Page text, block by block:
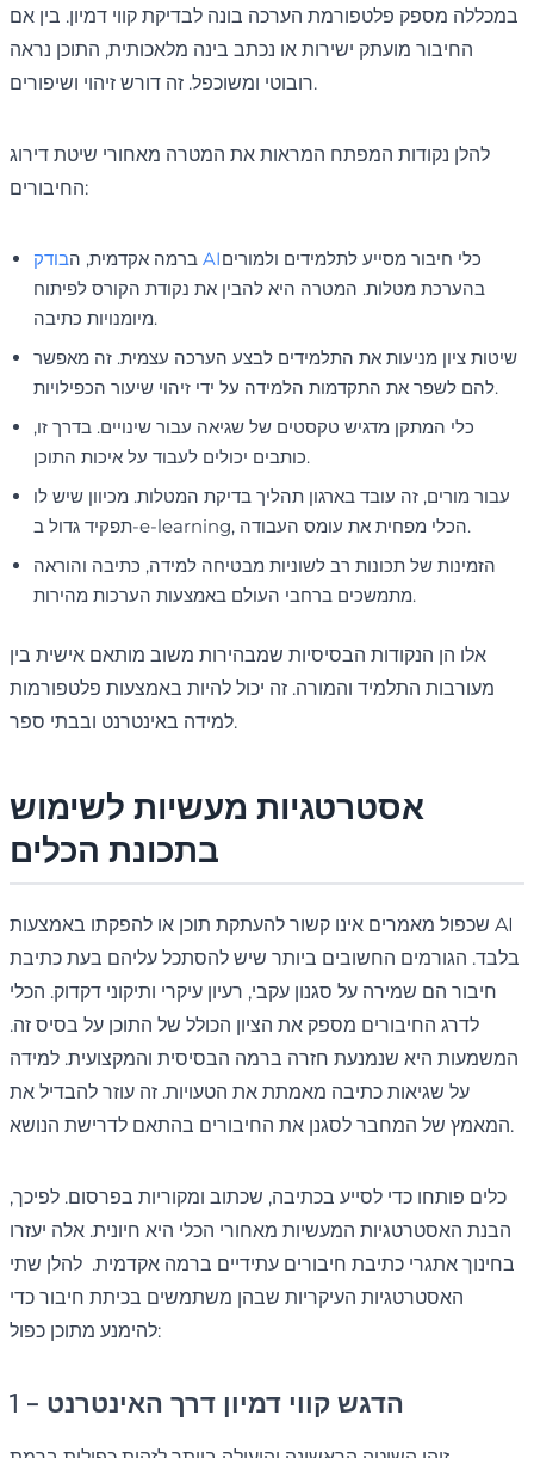
במכללה מספק פלטפורמת הערכה בונה לבדיקת קווי דמיון. בין אם
החיבור מועתק ישירות או נכתב בינה מלאכותית, התוכן נראה
רובוטי ומשוכפל. זה דורש זיהוי ושיפורים.
להלן נקודות המפתח המראות את המטרה מאחורי שיטת דירוג
החיבורים:
ברמה אקדמית, ה בודק AIכלי חיבור מסייע לתלמידים ולמורים
בהערכת מטלות. המטרה היא להבין את נקודת הקורס לפיתוח
מיומנויות כתיבה.
שיטות ציון מניעות את התלמידים לבצע הערכה עצמית. זה מאפשר
להם לשפר את התקדמות הלמידה על ידי זיהוי שיעור הכפילויות.
כלי המתקן מדגיש טקסטים של שגיאה עבור שינויים. בדרך זו,
כותבים יכולים לעבוד על איכות התוכן.
עבור מורים, זה עובד בארגון תהליך בדיקת המטלות. מכיוון שיש לו
תפקיד גדול ב-e-learning, הכלי מפחית את עומס העבודה.
הזמינות של תכונות רב לשוניות מבטיחה למידה, כתיבה והוראה
מתמשכים ברחבי העולם באמצעות הערכות מהירות.
אלו הן הנקודות הבסיסיות שמבהירות משוב מותאם אישית בין
מעורבות התלמיד והמורה. זה יכול להיות באמצעות פלטפורמות
למידה באינטרנט ובבתי ספר.
אסטרטגיות מעשיות לשימוש
בתכונת הכלים
שכפול מאמרים אינו קשור להעתקת תוכן או להפקתו באמצעות AI
בלבד. הגורמים החשובים ביותר שיש להסתכל עליהם בעת כתיבת
חיבור הם שמירה על סגנון עקבי, רעיון עיקרי ותיקוני דקדוק. הכלי
לדרג החיבורים מספק את הציון הכולל של התוכן על בסיס זה.
המשמעות היא שנמנעת חזרה ברמה הבסיסית והמקצועית. למידה
על שגיאות כתיבה מאמתת את הטעויות. זה עוזר להבדיל את
המאמץ של המחבר לסגנן את החיבורים בהתאם לדרישת הנושא.
כלים פותחו כדי לסייע בכתיבה, שכתוב ומקוריות בפרסום. לפיכך,
הבנת האסטרטגיות המעשיות מאחורי הכלי היא חיונית. אלה יעזרו
בחינוך אתגרי כתיבת חיבורים עתידיים ברמה אקדמית. להלן שתי
האסטרטגיות העיקריות שבהן משתמשים בכיתת חיבור כדי
להימנע מתוכן כפול:
1 - הדגש קווי דמיון דרך האינטרנט